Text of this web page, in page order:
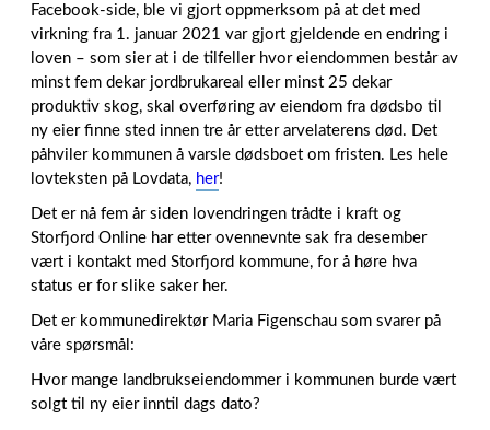
Facebook-side, ble vi gjort oppmerksom på at det med
virkning fra 1. januar 2021 var gjort gjeldende en endring i
loven – som sier at i de tilfeller hvor eiendommen består av
minst fem dekar jordbrukareal eller minst 25 dekar
produktiv skog, skal overføring av eiendom fra dødsbo til
ny eier finne sted innen tre år etter arvelaterens død. Det
påhviler kommunen å varsle dødsboet om fristen. Les hele
lovteksten på Lovdata, her!
Det er nå fem år siden lovendringen trådte i kraft og
Storfjord Online har etter ovennevnte sak fra desember
vært i kontakt med Storfjord kommune, for å høre hva
status er for slike saker her.
Det er kommunedirektør Maria Figenschau som svarer på
våre spørsmål:
Hvor mange landbrukseiendommer i kommunen burde vært
solgt til ny eier inntil dags dato?